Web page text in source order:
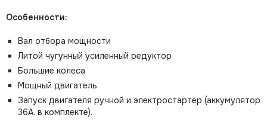
Особенности:
Вал отбора мощности
Литой чугунный усиленный редуктор
Большие колеса
Мощный двигатель
Запуск двигателя ручной и электростартер (аккумулятор
36А. в комплекте).